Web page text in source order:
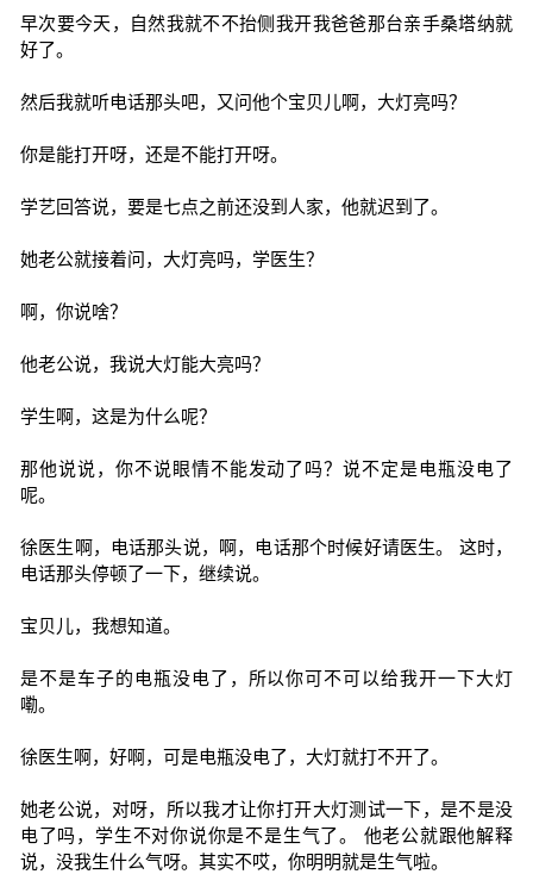
早次要今天，自然我就不不抬侧我开我爸爸那台亲手桑塔纳就
好了。
然后我就听电话那头吧，又问他个宝贝儿啊，大灯亮吗？
你是能打开呀，还是不能打开呀。
学艺回答说，要是七点之前还没到人家，他就迟到了。
她老公就接着问，大灯亮吗，学医生？
啊，你说啥？
他老公说，我说大灯能大亮吗？
学生啊，这是为什么呢？
那他说说，你不说眼情不能发动了吗？说不定是电瓶没电了
呢。
徐医生啊，电话那头说，啊，电话那个时候好请医生。 这时，
电话那头停顿了一下，继续说。
宝贝儿，我想知道。
是不是车子的电瓶没电了，所以你可不可以给我开一下大灯
嘞。
徐医生啊，好啊，可是电瓶没电了，大灯就打不开了。
她老公说，对呀，所以我才让你打开大灯测试一下，是不是没
电了吗，学生不对你说你是不是生气了。 他老公就跟他解释
说，没我生什么气呀。其实不哎，你明明就是生气啦。